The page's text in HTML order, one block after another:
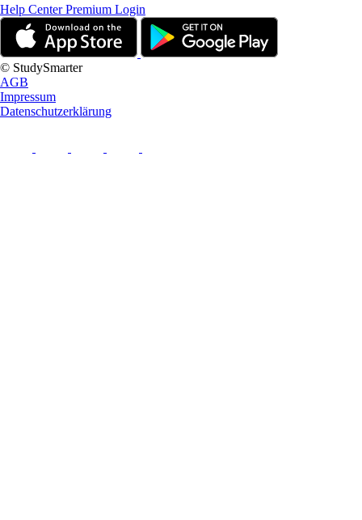
Help CenterPremium Login
© StudySmarter
AGB
Impressum
Datenschutzerklärung